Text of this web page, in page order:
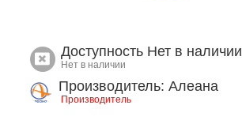
Доступность Нет в наличии
Нет в наличии
Производитель: Алеана
Производитель